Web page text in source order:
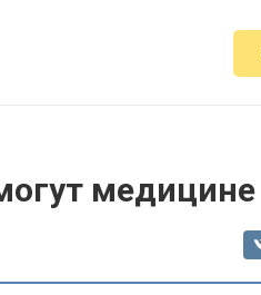
медицине